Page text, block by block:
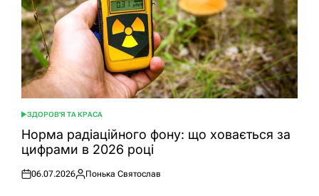
ОПУБЛІКУВАТИ
У
ЗДОРОВ'Я ТА КРАСА
Норма радіаційного фону: що ховається за
цифрами в 2026 році
Оприлюднено
06.07.2026
Опубліковано
Понька Святослав